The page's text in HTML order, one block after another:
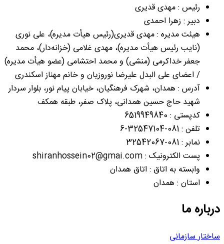
رئیس : مهدی قدیری
دبیر : زهرا احمدی
هیئت مدیره : مهدی قدیری(رئيس هیأت مدیره)، علی نوری
(نايب رئيس هیأت مدیره)، مهدی غلامی (خزانه‌دار)، محمد
جعفر خداکرمی (منشی) و محمد احتشامی (عضو هیأت مدیره)
/ اعضای علی البدل علیرضا نوروزیان و خانم مهناز اسکندری
آدرس : همدان، شهرک فرهنگیان، خیابان پیام نور، بلوار سردار
شهید حاج حسین همدانی، پلاک صفر، طبقه همکف
کدپستی : 6519949840
تلفن : 081-32547104-6
نمابر : 081-32542067
پست الکترونیک : shiranhossein02@gmai.com
وابسته به اتاق : اتاق همدان
استان : همدان
درباره ما
ساختار سازمانی